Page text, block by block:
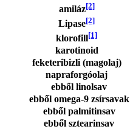
amiláz[2]
Lipase[2]
klorofill[1]
karotinoid
feketeribizli (magolaj)
napraforgóolaj
ebből linolsav
ebből omega-9 zsírsavak
ebből palmitinsav
ebből sztearinsav